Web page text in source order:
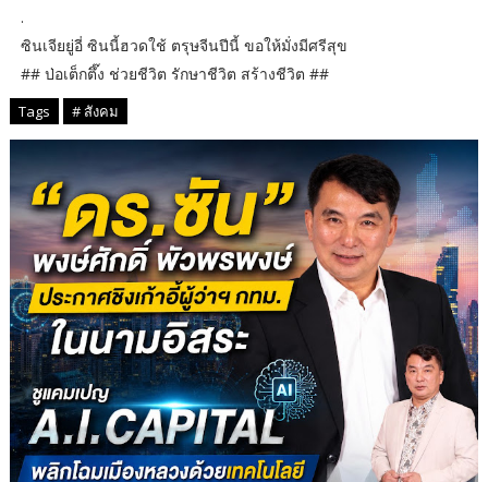
.
ซินเจียยู่อี่ ซินนี้ฮวดใช้ ตรุษจีนปีนี้ ขอให้มั่งมีศรีสุข
## ป่อเต็กตึ๊ง ช่วยชีวิต รักษาชีวิต สร้างชีวิต ##
Tags # สังคม